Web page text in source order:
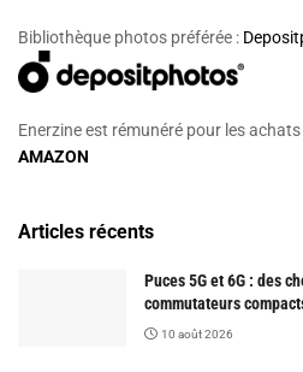
Bibliothèque photos préférée :
Enerzine est rémunéré pour les
AMAZON
Articles récents
Puces 5G et 6G : des
commutateurs
10 août 2026